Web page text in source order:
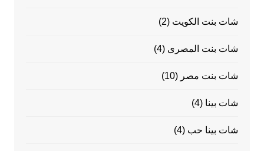
شات بنت الكويت (2)
شات بنت المصرى (4)
شات بنت مصر (10)
شات بينا (4)
شات بينا حب (4)